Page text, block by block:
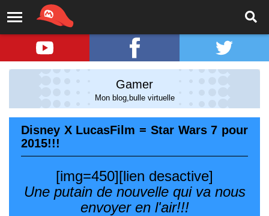
Gamer
Mon blog,bulle virtuelle
Disney X LucasFilm = Star Wars 7 pour
2015!!!
[img=450][lien desactive]
Une putain de nouvelle qui va nous
envoyer en l'air!!!